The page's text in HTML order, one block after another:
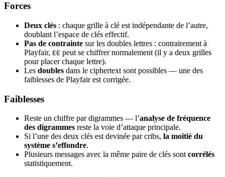
Forces
Deux clés : chaque grille à clé est indépendante de l’autre,
doublant l’espace de clés effectif.
Pas de contrainte sur les doubles lettres : contrairement à
Playfair, EE peut se chiffrer normalement (il y a deux grilles
pour placer chaque lettre).
Les doubles dans le ciphertext sont possibles — une des
faiblesses de Playfair est corrigée.
Faiblesses
Reste un chiffre par digrammes — l’analyse de fréquence
des digrammes reste la voie d’attaque principale.
Si l’une des deux clés est devinée par cribs, la moitié du
système s’effondre.
Plusieurs messages avec la même paire de clés sont corrélés
statistiquement.